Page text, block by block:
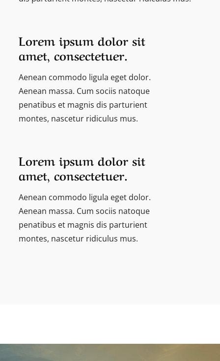
Lorem ipsum dolor sit
amet, consectetuer.
Aenean commodo ligula eget dolor.
Aenean massa. Cum sociis natoque
penatibus et magnis dis parturient
montes, nascetur ridiculus mus.
Lorem ipsum dolor sit
amet, consectetuer.
Aenean commodo ligula eget dolor.
Aenean massa. Cum sociis natoque
penatibus et magnis dis parturient
montes, nascetur ridiculus mus.